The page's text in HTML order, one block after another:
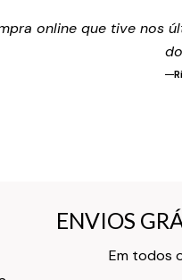
online que tive
ENVIOS
Em todos
ENVIOS
Texto do